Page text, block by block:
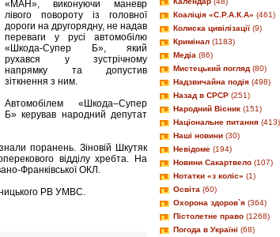
«МАН», виконуючи маневр
лівого повороту із головної
дороги на другорядну, не надав
переваги у русі автомобілю
«Шкода-Супер Б», який
рухався у зустрічному
напрямку та допустив
зіткнення з ним.
Автомобілем «Шкода–Супер
Б» керував народний депутат
поранень. Зіновій Шкутяк
відділу хребта. На
Франківської ОКЛ.
РВ УМВС.
Коаліція «С.Р.А.К.А» (461)
Колиска цивілізації (9)
Кримінал (1183)
Медіа (86)
Мистецький погляд (80)
Надзвичайна подія (498)
Назад в СРСР (251)
Народний Вісник (151)
Національне питання (413)
Наші новини (30)
Невідоме (194)
Новини Сакартвело (107)
Нотатки «з коліс» (1)
Освіта (60)
Охорона здоров`я (364)
Пістолетне право (1268)
Погода в Україні (68)